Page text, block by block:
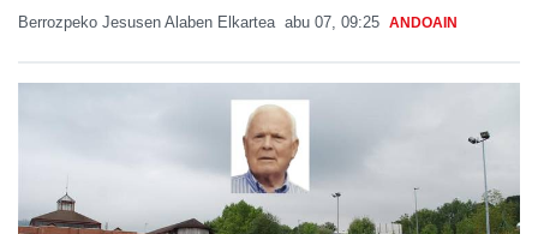
Berrozpeko Jesusen Alaben Elkartea abu 07, 09:25 ANDOAIN